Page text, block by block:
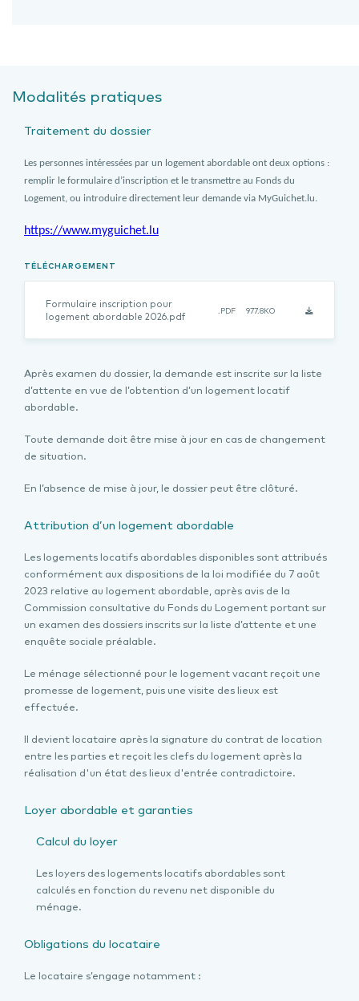
Modalités pratiques
Traitement du dossier
Les personnes intéressées par un logement abordable ont deux options :
remplir le formulaire d’inscription et le transmettre au Fonds du
Logement, ou introduire directement leur demande via MyGuichet.lu.
https://www.myguichet.lu
TÉLÉCHARGEMENT
Formulaire inscription pour
logement abordable 2026.pdf
.PDF 977.8KO
Après examen du dossier, la demande est inscrite sur la liste
d’attente en vue de l’obtention d’un logement locatif
abordable.
Toute demande doit être mise à jour en cas de changement
de situation.
En l’absence de mise à jour, le dossier peut être clôturé.
Attribution d’un logement abordable
Les logements locatifs abordables disponibles sont attribués
conformément aux dispositions de la loi modifiée du 7 août
2023 relative au logement abordable, après avis de la
Commission consultative du Fonds du Logement portant sur
un examen des dossiers inscrits sur la liste d’attente et une
enquête sociale préalable.
Le ménage sélectionné pour le logement vacant reçoit une
promesse de logement, puis une visite des lieux est
effectuée.
Il devient locataire après la signature du contrat de location
entre les parties et reçoit les clefs du logement après la
réalisation d'un état des lieux d'entrée contradictoire.
Loyer abordable et garanties
Calcul du loyer
Les loyers des logements locatifs abordables sont
calculés en fonction du revenu net disponible du
ménage.
Obligations du locataire
Le locataire s’engage notamment :